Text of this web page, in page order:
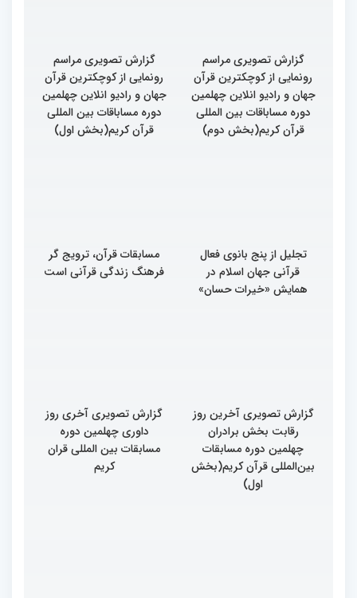
گزارش تصویری مراسم
رونمایی از کوچکترین قرآن
جهان و رادیو انلاین چهلمین
دوره مساباقات بین المللی
قرآن کریم(بخش دوم)
گزارش تصویری مراسم
رونمایی از کوچکترین قرآن
جهان و رادیو انلاین چهلمین
دوره مساباقات بین المللی
قرآن کریم(بخش اول)
تجلیل از پنج بانوی فعال
قرآنی جهان اسلام در
همایش «خیرات حسان»
مسابقات قرآن، ترویج گر
فرهنگ زندگی قرآنی است
گزارش تصویری آخرین روز
رقابت بخش برادران
چهلمین دوره مسابقات
بین‌المللی قرآن کریم(بخش
اول)
گزارش تصویری آخری روز
داوری چهلمین دوره
مسابقات بین المللی قران
کریم